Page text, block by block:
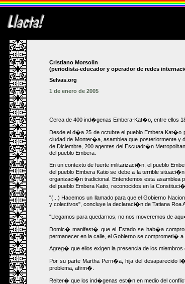
Cristiano Morsolin
(periodista-educador y operador de redes
Selvas.org
1 de enero de 2005
Cerca de 400 ind�genas Embera-Kat�o, entre ellos
Desde el d�a 25 de octubre el pueblo Embera
ciudad de Monter�a, asamblea que posteriormente y
de Diciembre, 200 agentes del Escuadr�n
del pueblo Embera.
En un contexto de fuerte militarizaci�n, el pueblo
del pueblo Embera Katio se debe a la terrible
organizaci�n tradicional. Entendemos esta asamblea
del pueblo Embera Katio, reconocidos en la
"(...) Hacemos un llamado para que el Gobierno
y colectivos", concluye la declaraci�n de Tatiana Roa
"Llegamos para quedarnos, no nos moveremos de
Domic� manifest� que el Estado se hab�a
permanecer en la calle, el Gobierno se comprometi�
Agreg� que ellos exigen la presencia de los
Por su parte Martha Pern�a, hija del desaparecido
problema, afirm�.
Reiter� que los ind�genas est�n en medio del